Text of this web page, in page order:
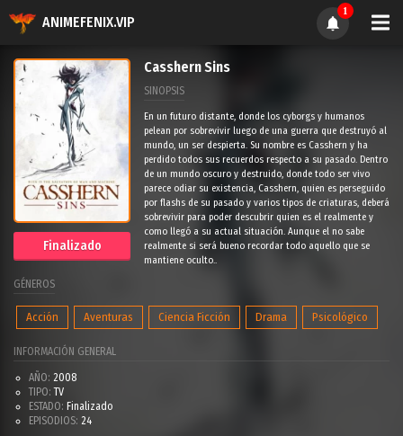
ANIMEFENIX.VIP
1
Finalizado
Casshern Sins
SINOPSIS
En un futuro distante, donde los cyborgs y humanos
pelean por sobrevivir luego de una guerra que destruyó al
mundo, un ser despierta. Su nombre es Casshern y ha
perdido todos sus recuerdos respecto a su pasado. Dentro
de un mundo oscuro y destruido, donde todo ser vivo
parece odiar su existencia, Casshern, quien es perseguido
por flashs de su pasado y varios tipos de criaturas, deberá
sobrevivir para poder descubrir quien es el realmente y
como llegó a su actual situación. Aunque el no sabe
realmente si será bueno recordar todo aquello que se
mantiene oculto..
GÉNEROS
Acción Aventuras Ciencia Ficción Drama Psicológico
INFORMACIÓN GENERAL
AÑO: 2008
TIPO: TV
ESTADO: Finalizado
EPISODIOS: 24